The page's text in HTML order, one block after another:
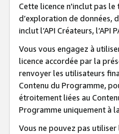
Cette licence n'inclut pas
d’exploration de données,
inclut l’API Créateurs,
Vous vous engagez à
licence accordée par la
renvoyer les utilisateurs
Contenu du Programme,
étroitement liées au
Programme uniquement à
Vous ne pouvez pas utiliser